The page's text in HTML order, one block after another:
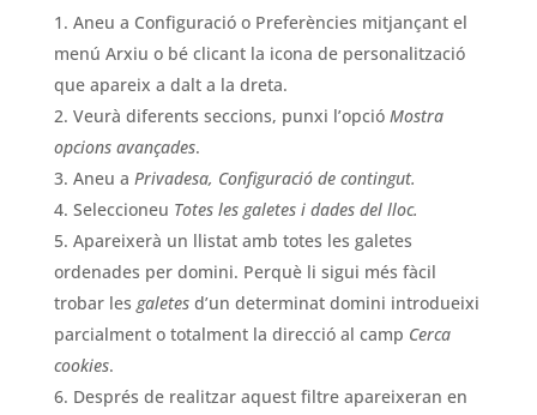
Aneu a Configuració o Preferències mitjançant el
menú Arxiu o bé clicant la icona de personalització
que apareix a dalt a la dreta.
Veurà diferents seccions, punxi l’opció Mostra
opcions avançades.
Aneu a Privadesa, Configuració de contingut.
Seleccioneu Totes les galetes i dades del lloc.
Apareixerà un llistat amb totes les galetes
ordenades per domini. Perquè li sigui més fàcil
trobar les galetesd’un determinat domini introdueixi
parcialment o totalment la direcció al camp Cerca
cookies.
Després de realitzar aquest filtre apareixeran en